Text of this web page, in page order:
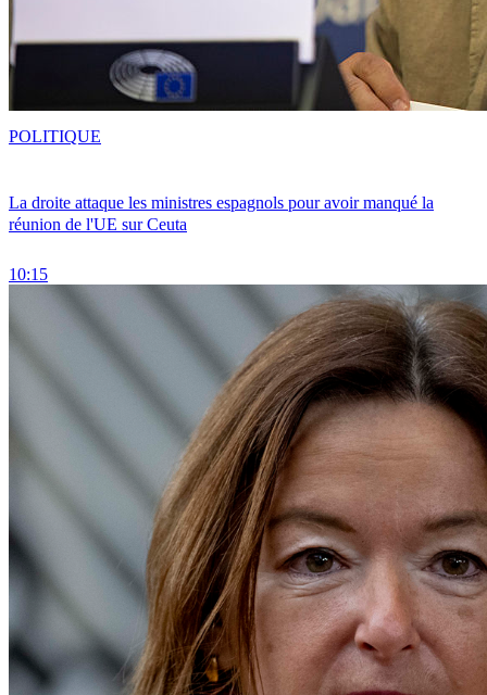
La droite attaque les ministres espagnols pour avoir manqué la
réunion de l'UE sur Ceuta
10:15
POLITIQUE